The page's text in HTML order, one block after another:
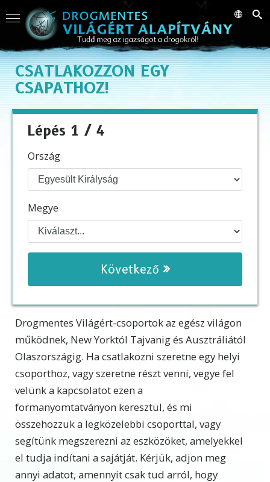
CSATLAKOZZON EGY
CSAPATHOZ!
Lépés 1 / 4
Ország
Megye
Következő
Drogmentes Világért-csoportok az egész világon
működnek, New Yorktól Tajvanig és Ausztráliától
Olaszországig. Ha csatlakozni szeretne egy helyi
csoporthoz, vagy szeretne részt venni, vegye fel
velünk a kapcsolatot ezen a
formanyomtatványon keresztül, és mi
összehozzuk a legközelebbi csoporttal, vagy
segítünk megszerezni az eszközöket, amelyekkel
el tudja indítani a sajátját. Kérjük, adjon meg
annyi adatot, amennyit csak tud arról, hogy